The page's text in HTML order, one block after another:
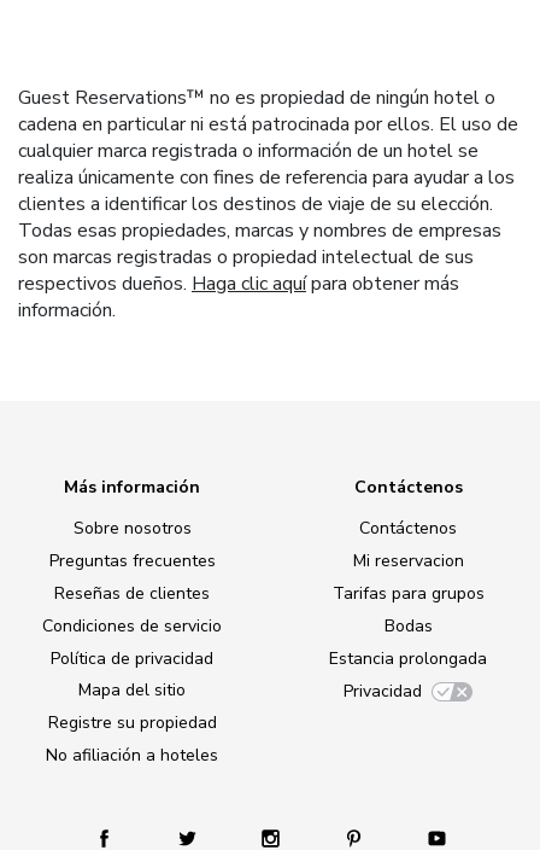
Guest Reservations™ no es propiedad de ningún hotel o
cadena en particular ni está patrocinada por ellos. El uso de
cualquier marca registrada o información de un hotel se
realiza únicamente con fines de referencia para ayudar a los
clientes a identificar los destinos de viaje de su elección.
Todas esas propiedades, marcas y nombres de empresas
son marcas registradas o propiedad intelectual de sus
respectivos dueños. Haga clic aquípara obtener más
información.
Más información
Sobre nosotros
Preguntas frecuentes
Reseñas de clientes
Condiciones de servicio
Política de privacidad
Mapa del sitio
Registre su propiedad
No afiliación a hoteles
Contáctenos
Contáctenos
Mi reservacion
Tarifas para grupos
Bodas
Estancia prolongada
Privacidad